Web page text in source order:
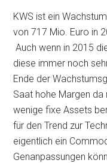
KWS ist ein
von 717 Mio. Euro in
Auch wenn in 2015
diese immer noch
Ende der
Saat hohe Margen
wenige fixe Assets
für den Trend zur
eigentlich ein
Genanpassungen